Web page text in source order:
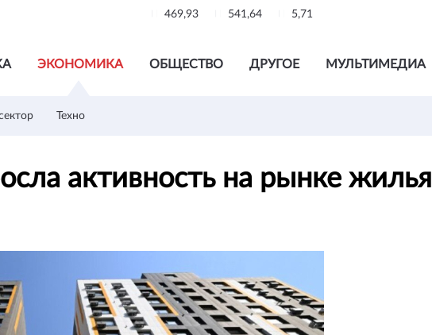
469,93 541,64 5,71
ЭКОНОМИКА ОБЩЕСТВО ДРУГОЕ МУЛЬТИМЕДИА
Техно
активность на рынке жилья